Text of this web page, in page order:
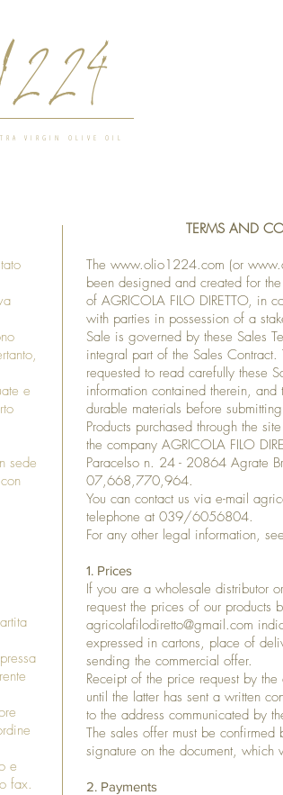
VIRGIN OLIVE OIL
e
sede
e
fax.
TERMS AND
The www.olio1224.com (or
been designed and created for
of AGRICOLA FILO DIRETTO, in
with parties in possession of a
Sale is governed by these Sales
integral part of the Sales
requested to read carefully these
information contained therein,
durable materials before
Products purchased through the
the company AGRICOLA FILO
Paracelso n. 24 - 20864 Agrate
07,668,770,964.
You can contact us via e-mail
telephone at 039/6056804.
For any other legal information, see
1. Prices
If you are a wholesale distributor
request the prices of our products
agricolafilodiretto@gmail.com
expressed in cartons, place of
sending the commercial offer.
Receipt of the price request by
until the latter has sent a written
to the address communicated by
The sales offer must be confirmed
signature on the document,
2. Payments